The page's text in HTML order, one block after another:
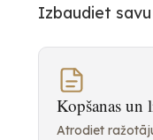
Izbaudiet
Kopšanas un
Atrodiet